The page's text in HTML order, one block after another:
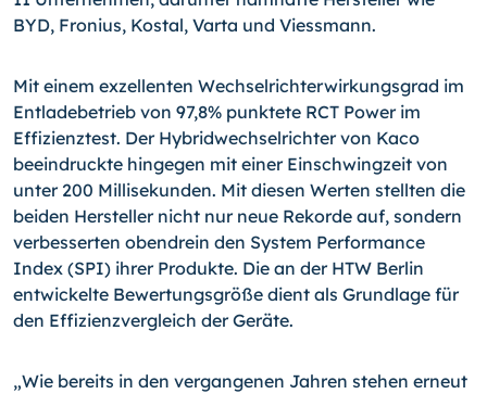
BYD, Fronius, Kostal, Varta und Viessmann.
Mit einem exzellenten Wechselrichterwirkungsgrad im
Entladebetrieb von 97,8% punktete RCT Power im
Effizienztest. Der Hybridwechselrichter von Kaco
beeindruckte hingegen mit einer Einschwingzeit von
unter 200 Millisekunden. Mit diesen Werten stellten die
beiden Hersteller nicht nur neue Rekorde auf, sondern
verbesserten obendrein den System Performance
Index (SPI) ihrer Produkte. Die an der HTW Berlin
entwickelte Bewertungsgröße dient als Grundlage für
den Effizienzvergleich der Geräte.
„Wie bereits in den vergangenen Jahren stehen erneut